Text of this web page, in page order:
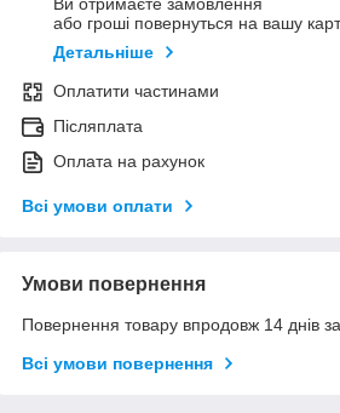
Ви отримаєте замовлення
або гроші повернуться на вашу
Детальніше
Оплатити частинами
Післяплата
Оплата на рахунок
Всі умови оплати
Умови повернення
Повернення товару впродовж 14 днів
Всі умови повернення